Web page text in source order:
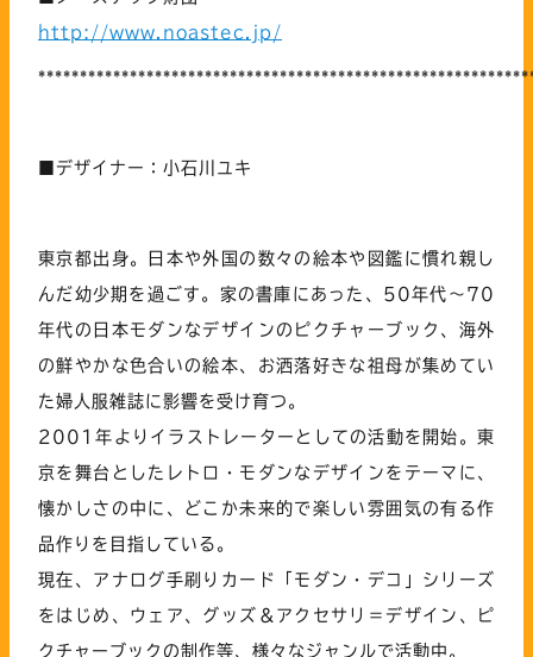
http://www.noastec.jp/
■デザイナー：小石川ユキ
東京都出身。日本や外国の数々の絵本や図鑑に慣れ親し
んだ幼少期を過ごす。家の書庫にあった、50年代～70
年代の日本モダンなデザインのピクチャーブック、海外
の鮮やかな色合いの絵本、お洒落好きな祖母が集めてい
た婦人服雑誌に影響を受け育つ。
2001年よりイラストレーターとしての活動を開始。東
京を舞台としたレトロ・モダンなデザインをテーマに、
懐かしさの中に、どこか未来的で楽しい雰囲気の有る作
品作りを目指している。
現在、アナログ手刷りカード「モダン・デコ」シリーズ
をはじめ、ウェア、グッズ＆アクセサリ＝デザイン、ピ
クチャーブックの制作等、様々なジャンルで活動中。